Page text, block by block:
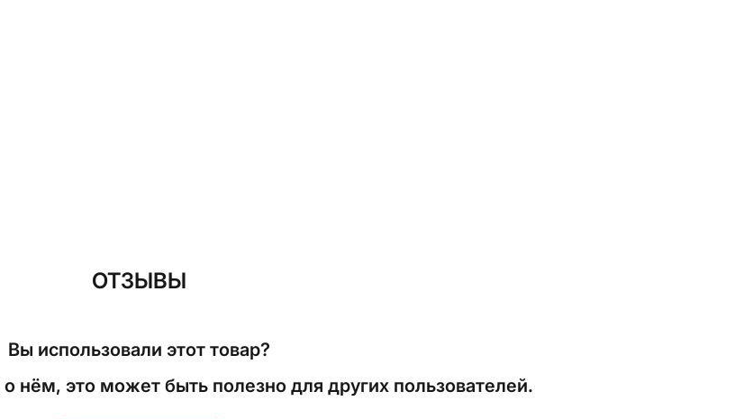
ОТЗЫВЫ
Вы использовали этот товар?
нём, это может быть полезно для других пользователей.